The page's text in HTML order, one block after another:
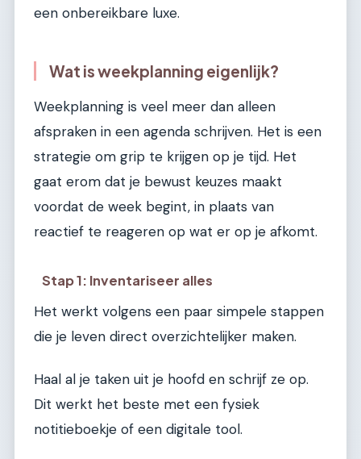
een onbereikbare luxe.
Wat is weekplanning eigenlijk?
Weekplanning is veel meer dan alleen
afspraken in een agenda schrijven. Het is een
strategie om grip te krijgen op je tijd. Het
gaat erom dat je bewust keuzes maakt
voordat de week begint, in plaats van
reactief te reageren op wat er op je afkomt.
Stap 1: Inventariseer alles
Het werkt volgens een paar simpele stappen
die je leven direct overzichtelijker maken.
Haal al je taken uit je hoofd en schrijf ze op.
Dit werkt het beste met een fysiek
notitieboekje of een digitale tool.